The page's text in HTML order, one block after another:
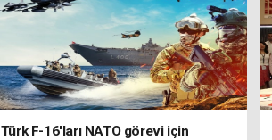
Türk F-16'ları NATO görevi için